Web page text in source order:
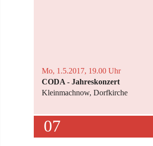
Mo, 1.5.2017, 19.00 Uhr
CODA - Jahreskonzert
Kleinmachnow, Dorfkirche
07